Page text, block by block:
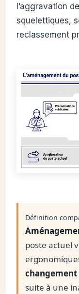
l’aggravation
squelettiques,
reclassement
Définition
poste actuel
suite à une